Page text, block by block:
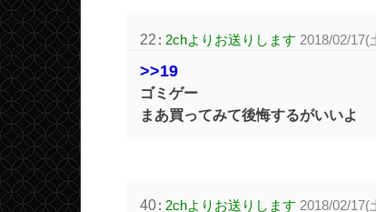
22 : 2chよりお送りします 2018/02/17(
>>19
ゴミゲー
まあ買ってみて後悔するがいいよ
40: 2chよりお送りします 2018/02/17(